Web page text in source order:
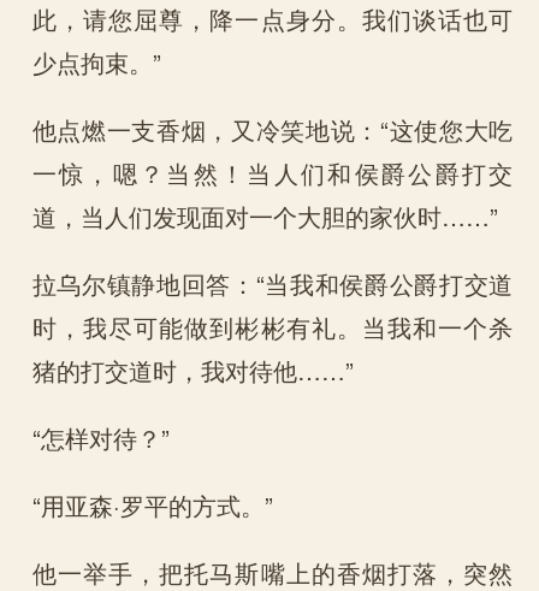
此，请您屈尊，降一点身分。我们谈话也可
少点拘束。”
他点燃一支香烟，又冷笑地说：“这使您大吃
一惊，嗯？当然！当人们和侯爵公爵打交
道，当人们发现面对一个大胆的家伙时……”
拉乌尔镇静地回答：“当我和侯爵公爵打交道
时，我尽可能做到彬彬有礼。当我和一个杀
猪的打交道时，我对待他……”
“怎样对待？”
“用亚森·罗平的方式。”
他一举手，把托马斯嘴上的香烟打落，突然